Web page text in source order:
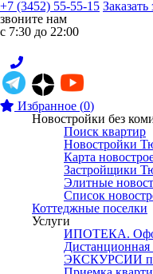
+7 (3452) 55-55-15
звоните нам
с 7:30 до 22:00
Избранное (0)
Новостройки без
Поиск квартир
Новостройки
Карта
Застройщики
Элитные
Список
Коттеджные поселки
Услуги
ИПОТЕКА.
Дистанционная
ЭКСКУРСИИ по